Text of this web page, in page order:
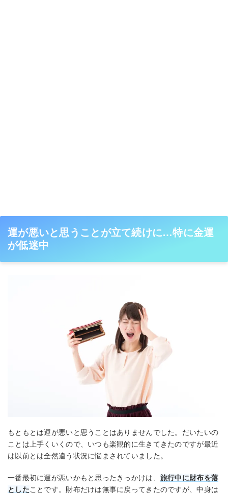
運が悪いと思うことが立て続けに…特に金運
が低迷中
もともとは運が悪いと思うことはありませんでした。だいたいの
ことは上手くいくので、いつも楽観的に生きてきたのですが最近
は以前とは全然違う状況に悩まされていました。
一番最初に運が悪いかもと思ったきっかけは、 旅行中に財布を落
としたことです。財布だけは無事に戻ってきたのですが、中身は